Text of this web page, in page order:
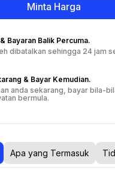
Minta Harga
Bayaran Balik Percuma.
dibatalkan sehingga 24 jam
& Bayar Kemudian.
anda sekarang, bayar bila-
bermula.
Apa yang Termasuk